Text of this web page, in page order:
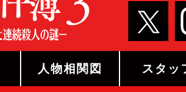
人物相関図 スタッ